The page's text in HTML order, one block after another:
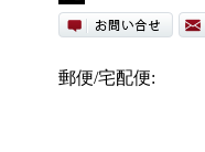
郵便/宅配便: